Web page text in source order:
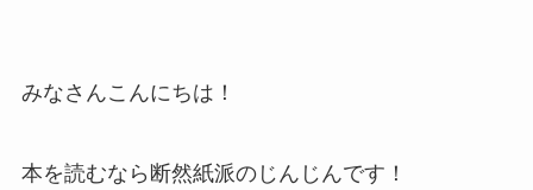
みなさんこんにちは！
本を読むなら断然紙派のじんじんです！